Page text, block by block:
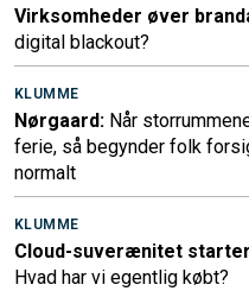
Virksomheder øver
digital blackout?
KLUMME
Nørgaard: Når
ferie, så begynder folk
normalt
KLUMME
Cloud-suverænitet
Hvad har vi egentlig købt?